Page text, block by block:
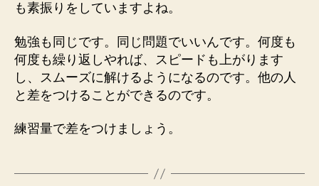
も素振りをしていますよね。
勉強も同じです。同じ問題でいいんです。何度も
何度も繰り返しやれば、スピードも上がります
し、スムーズに解けるようになるのです。他の人
と差をつけることができるのです。
練習量で差をつけましょう。